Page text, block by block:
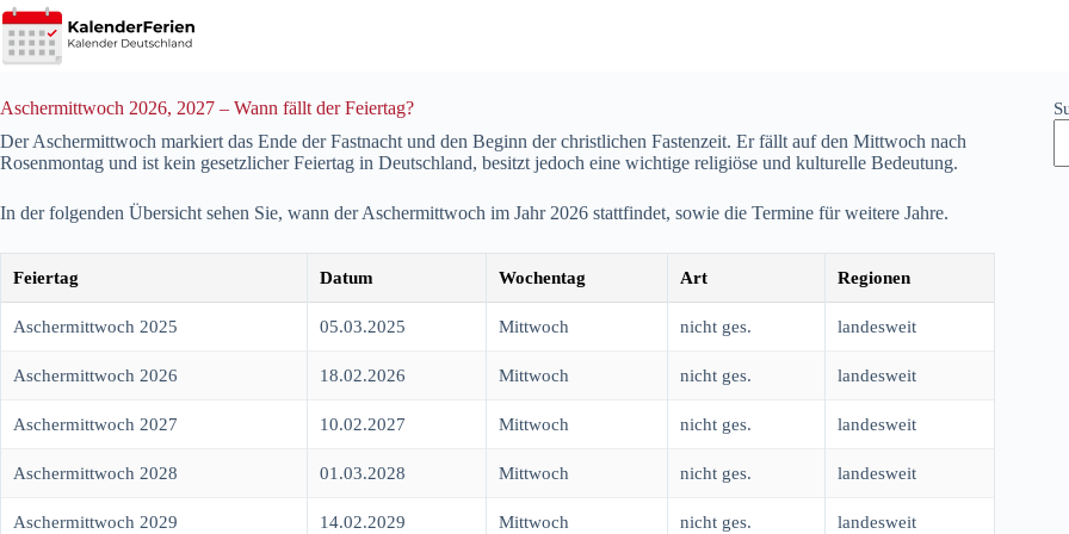
Zum
Inhalt
springen
Aschermittwoch 2026, 2027 – Wann fällt der Feiertag?
Der Aschermittwoch markiert das Ende der Fastnacht und den Beginn der christlichen Fastenzeit. Er fällt auf den Mittwoch nach
Rosenmontag und ist kein gesetzlicher Feiertag in Deutschland, besitzt jedoch eine wichtige religiöse und kulturelle Bedeutung.
In der folgenden Übersicht sehen Sie, wann der Aschermittwoch im Jahr 2026 stattfindet, sowie die Termine für weitere Jahre.
Feiertag Datum Wochentag Art Regionen
Aschermittwoch 2025 05.03.2025 Mittwoch nicht ges. landesweit
Aschermittwoch 2026 18.02.2026 Mittwoch nicht ges. landesweit
Aschermittwoch 2027 10.02.2027 Mittwoch nicht ges. landesweit
Aschermittwoch 2028 01.03.2028 Mittwoch nicht ges. landesweit
Aschermittwoch 2029 14.02.2029 Mittwoch nicht ges. landesweit